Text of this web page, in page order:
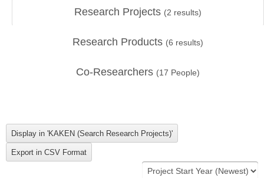
Research Projects (2 results)
Research Products (6 results)
Co-Researchers (17 People)